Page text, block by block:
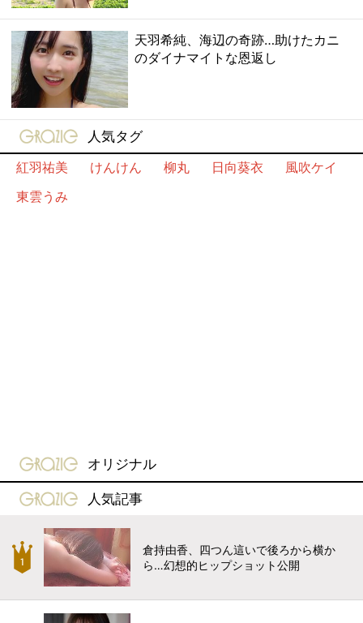
天羽希純、海辺の奇跡…助けたカニ
のダイナマイトな恩返し
gravure-grazie
人気タグ
紅羽祐美
けんけん 柳丸 日向葵衣
風吹ケイ
東雲うみ
gravure-grazie
オリジナル
gravure-grazie
人気記事
倉持由香、四つん這いで後ろから横か
ら…幻想的ヒップショット公開